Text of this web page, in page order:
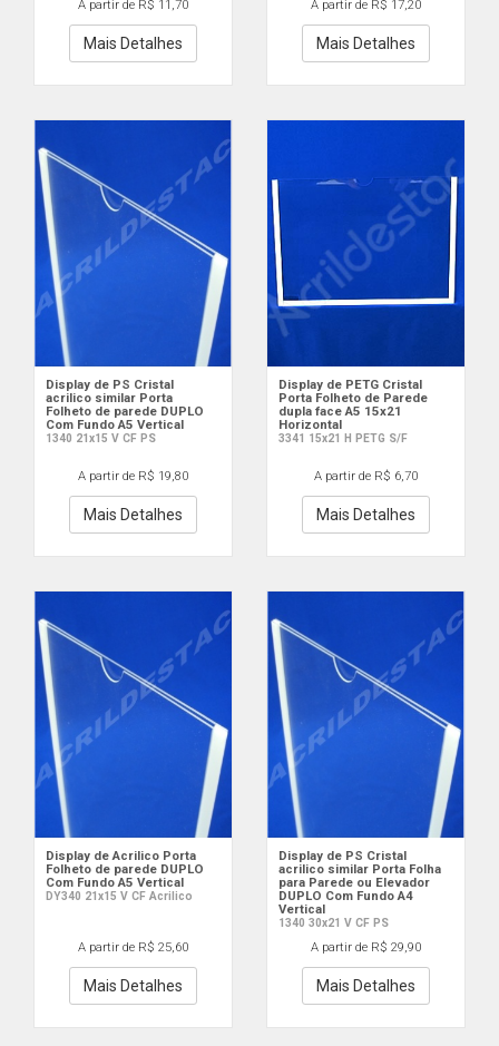
A partir de R$ 11,70
Mais Detalhes
A partir de R$ 17,20
Mais Detalhes
Display de PS Cristal
acrilico similar Porta
Folheto de parede DUPLO
Com Fundo A5 Vertical
1340 21x15 V CF PS
A partir de R$ 19,80
Mais Detalhes
Display de PETG Cristal
Porta Folheto de Parede
dupla face A5 15x21
Horizontal
3341 15x21 H PETG S/F
A partir de R$ 6,70
Mais Detalhes
Display de Acrilico Porta
Folheto de parede DUPLO
Com Fundo A5 Vertical
DY340 21x15 V CF Acrilico
A partir de R$ 25,60
Mais Detalhes
Display de PS Cristal
acrilico similar Porta Folha
para Parede ou Elevador
DUPLO Com Fundo A4
Vertical
1340 30x21 V CF PS
A partir de R$ 29,90
Mais Detalhes